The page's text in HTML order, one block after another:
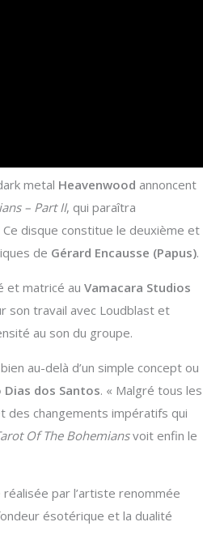
metal Heavenwood annoncent
– Part II, qui paraîtra
disque constitue le deuxième et
de Gérard Encausse (Papus).
et matricé au Vamacara Studios
son travail avec Loudblast et
au son du groupe.
au-delà d’un simple concept ou
Dias dos Santos. « Malgré tous les
des changements impératifs qui
Of The Bohemiansvoit enfin le
par l’artiste renommée
ésotérique et la dualité